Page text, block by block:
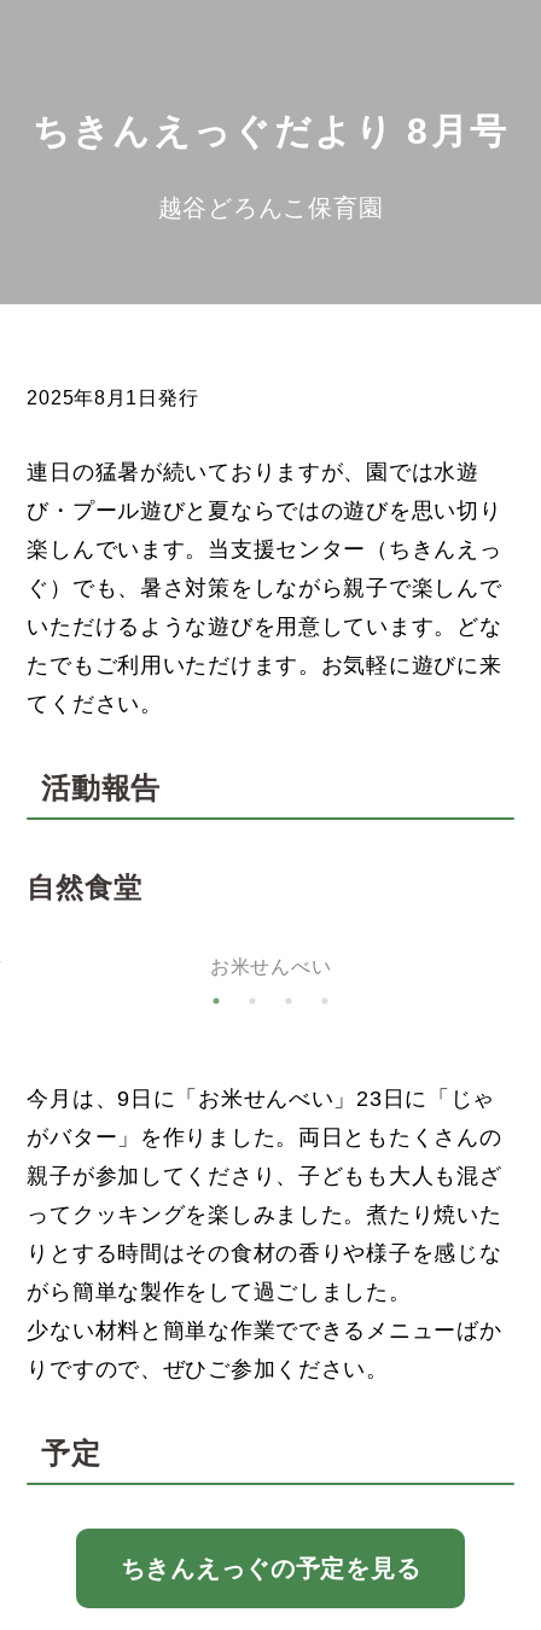
ちきんえっぐだより 8月号
越谷どろんこ保育園
2025年8月1日発行
連日の猛暑が続いておりますが、園では水遊
び・プール遊びと夏ならではの遊びを思い切り
楽しんでいます。当支援センター（ちきんえっ
ぐ）でも、暑さ対策をしながら親子で楽しんで
いただけるような遊びを用意しています。どな
たでもご利用いただけます。お気軽に遊びに来
てください。
活動報告
自然食堂
お米せんべい
今月は、9日に「お米せんべい」23日に「じゃ
がバター」を作りました。両日ともたくさんの
親子が参加してくださり、子どもも大人も混ざ
ってクッキングを楽しみました。煮たり焼いた
りとする時間はその食材の香りや様子を感じな
がら簡単な製作をして過ごしました。
少ない材料と簡単な作業でできるメニューばか
りですので、ぜひご参加ください。
予定
ちきんえっぐの予定を見る